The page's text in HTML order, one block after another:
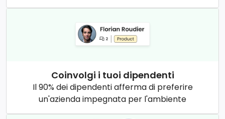
Coinvolgi i tuoi dipendenti
Il 90% dei dipendenti afferma di preferire
un'azienda impegnata per l'ambiente